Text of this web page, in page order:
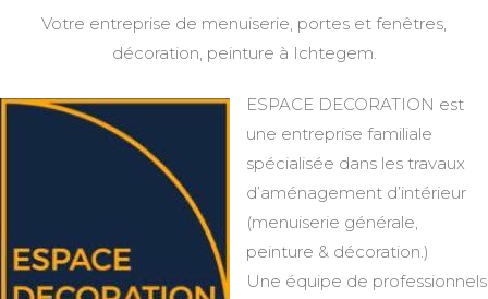
Votre entreprise de menuiserie, portes et fenêtres,
décoration, peinture à Ichtegem.
ESPACE DECORATION est
une entreprise familiale
spécialisée dans les travaux
d’aménagement d’intérieur
(menuiserie générale,
peinture & décoration.)
Une équipe de professionnels